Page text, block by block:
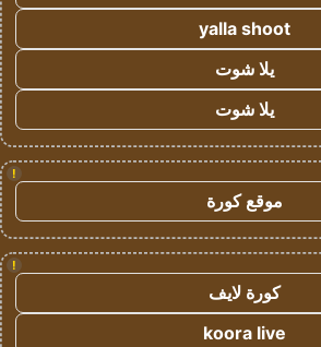
yalla shoot
يلا شوت
يلا شوت
!
موقع كورة
!
كورة لايف
koora live